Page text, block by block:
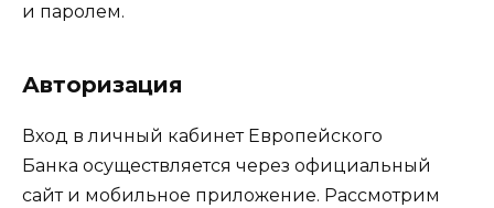
и паролем.
Авторизация
Вход в личный кабинет Европейского
Банка осуществляется через официальный
сайт и мобильное приложение. Рассмотрим